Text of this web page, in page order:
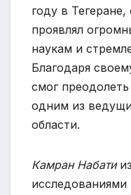
году в
проявлял
наукам и
Благодаря
смог
одним из
области.
Камран Набати
исследованиями